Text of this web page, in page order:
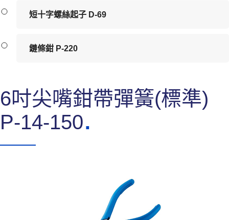
短十字螺絲起子 D-69
鏈條鉗 P-220
6吋尖嘴鉗帶彈簧(標準)
P-14-150